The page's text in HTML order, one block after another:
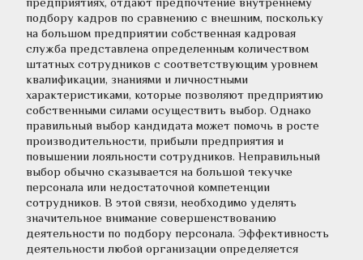
подбору кадров по сравнению с внешним, поскольку
на большом предприятии собственная кадровая
служба представлена определенным количеством
штатных сотрудников с соответствующим уровнем
квалификации, знаниями и личностными
характеристиками, которые позволяют предприятию
собственными силами осуществить выбор. Однако
правильный выбор кандидата может помочь в росте
производительности, прибыли предприятия и
повышении лояльности сотрудников. Неправильный
выбор обычно сказывается на большой текучке
персонала или недостаточной компетенции
сотрудников. В этой связи, необходимо уделять
значительное внимание совершенствованию
деятельности по подбору персонала. Эффективность
деятельности любой организации определяется